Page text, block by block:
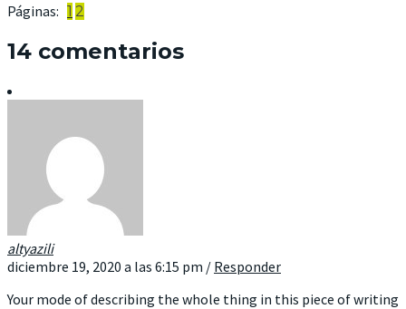
Páginas: 1 2
14 comentarios
altyazili
diciembre 19, 2020 a las 6:15 pm / Responder
Your mode of describing the whole thing in this piece of writing